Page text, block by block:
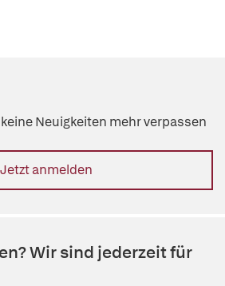
Neuigkeiten mehr verpassen
Jetzt anmelden
Wir sind jederzeit für